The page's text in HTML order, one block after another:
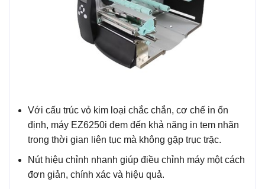
Với cấu trúc vỏ kim loại chắc chắn, cơ chế in ổn
định, máy EZ6250i đem đến khả năng in tem nhãn
trong thời gian liên tục mà không gặp trục trặc.
Nút hiệu chỉnh nhanh giúp điều chỉnh máy một cách
đơn giản, chính xác và hiệu quả.